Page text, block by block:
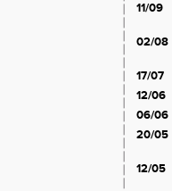
11/09
02/08
17/07
12/06
06/06
20/05
12/05